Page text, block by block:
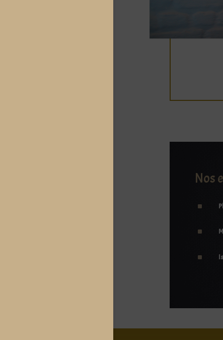
Nos
^
^
^